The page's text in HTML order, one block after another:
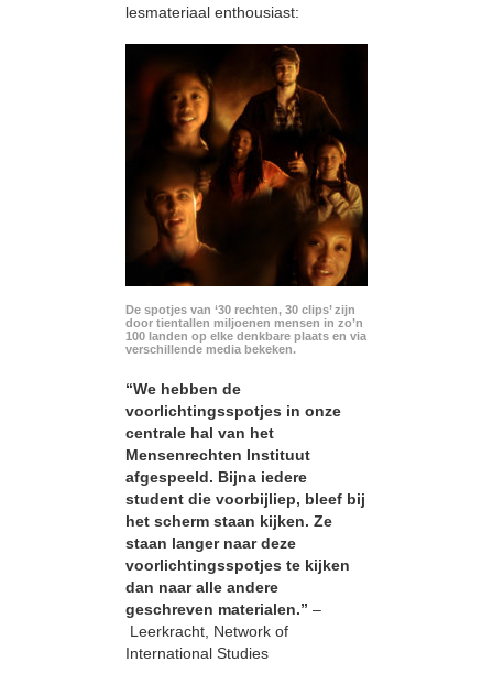
lesmateriaal enthousiast:
De spotjes van ‘30 rechten, 30 clips’ zijn
door tientallen miljoenen mensen in zo’n
100 landen op elke denkbare plaats en via
verschillende media bekeken.
“We hebben de
voorlichtingsspotjes in onze
centrale hal van het
Mensenrechten Instituut
afgespeeld. Bijna iedere
student die voorbijliep, bleef bij
het scherm staan kijken. Ze
staan langer naar deze
voorlichtingsspotjes te kijken
dan naar alle andere
geschreven materialen.” –
Leerkracht, Network of
International Studies